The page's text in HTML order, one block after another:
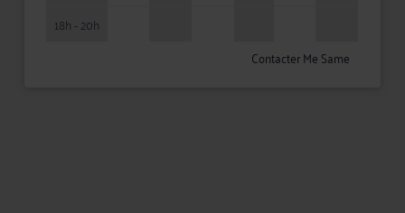
18h - 20h
Contacter Me Same